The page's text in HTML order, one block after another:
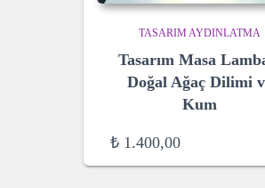
TASARIM AYDINLATMA
Tasarım Masa
Doğal Ağaç Dilimi
Kum
₺ 1.400,00